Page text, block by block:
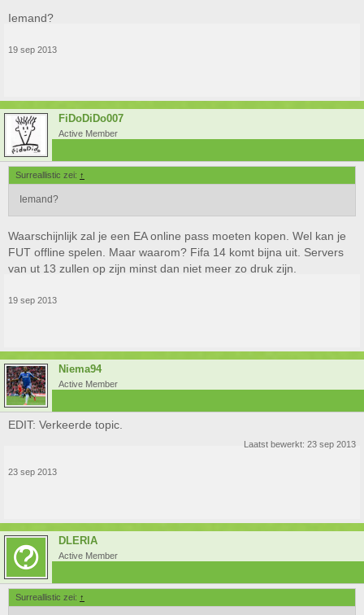
Iemand?
19 sep 2013
FiDoDiDo007
Active Member
Surreallistic zei: ↑
Iemand?
Waarschijnlijk zal je een EA online pass moeten kopen. Wel kan je
FUT offline spelen. Maar waarom? Fifa 14 komt bijna uit. Servers
van ut 13 zullen op zijn minst dan niet meer zo druk zijn.
19 sep 2013
Niema94
Active Member
EDIT: Verkeerde topic.
Laatst bewerkt: 23 sep 2013
23 sep 2013
DLERIA
Active Member
Surreallistic zei: ↑